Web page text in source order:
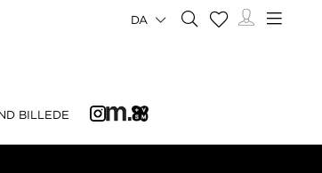
BILLEDE
DA